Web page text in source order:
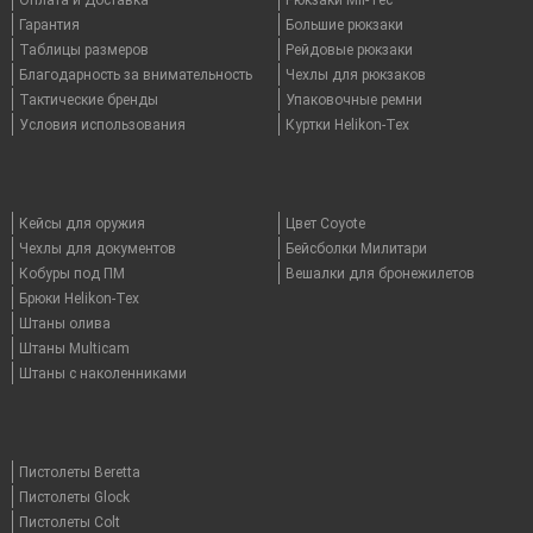
Гарантия
Таблицы размеров
Благодарность за внимательность
Тактические бренды
Условия использования
Большие рюкзаки
Рейдовые рюкзаки
Чехлы для рюкзаков
Упаковочные ремни
Куртки Helikon-Tex
Кейсы для оружия
Чехлы для документов
Кобуры под ПМ
Брюки Helikon-Tex
Штаны олива
Штаны Multicam
Штаны с наколенниками
Цвет Coyote
Бейсболки Милитари
Вешалки для бронежилетов
Пистолеты Beretta
Пистолеты Glock
Пистолеты Colt